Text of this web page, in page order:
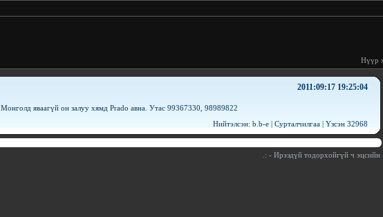
Нүүр
2011:09:17 19:25:04
Монголд яваагүй он залуу хямд Prado авна. Утас 99367330, 98989822
Нийтэлсэн: b.b-e | Сурталчилгаа | Үзсэн 32968
- Ирээдүй тодорхойгүй ч эцсийн